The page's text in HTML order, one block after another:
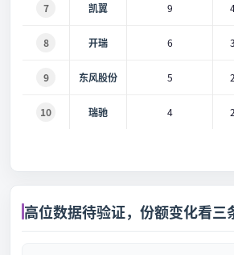
7 凯翼 9
8 开瑞 6
9 东风股份 5
10 瑞驰 4
高位数据待验证，份额变化看三